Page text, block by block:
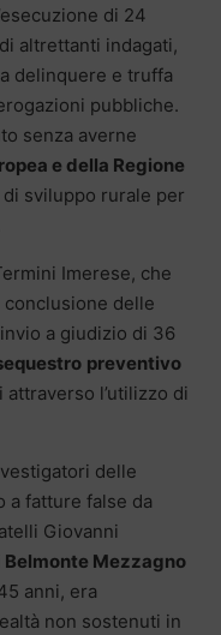
di 24
altrettanti indagati,
delinquere e truffa
pubbliche.
senza averne
e della Regione
di sviluppo rurale per
Imerese, che
conclusione delle
a giudizio di 36
preventivo
l’utilizzo di
delle
a fatture false da
Giovanni
Belmonte Mezzagno
anni, era
non sostenuti in